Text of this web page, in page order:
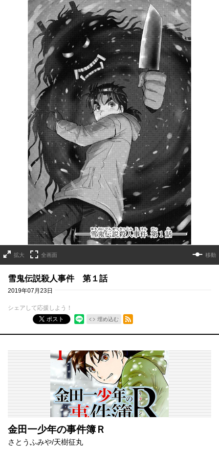
拡大 全画面 移動
雪鬼伝説殺人事件 第１話
2019年07月23日
シェアして応援しよう！
ポスト
埋め込む
RSSフィード
金田一少年の事件簿Ｒ
さとうふみや/天樹征丸